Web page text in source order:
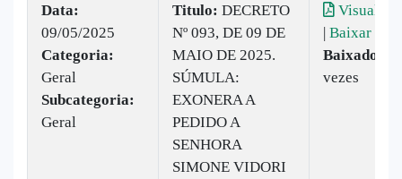
Data:
09/05/2025
Categoria:
Geral
Subcategoria:
Geral
Titulo: DECRETO
Nº 093, DE 09 DE
MAIO DE 2025.
SÚMULA:
EXONERA A
PEDIDO A
SENHORA
SIMONE VIDORI
Visualizar
| Baixar
Baixado:
vezes